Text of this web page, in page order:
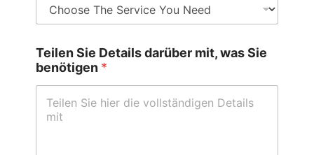
i
m
i
t
Teilen Sie Details darüber mit, was Sie
benötigen *